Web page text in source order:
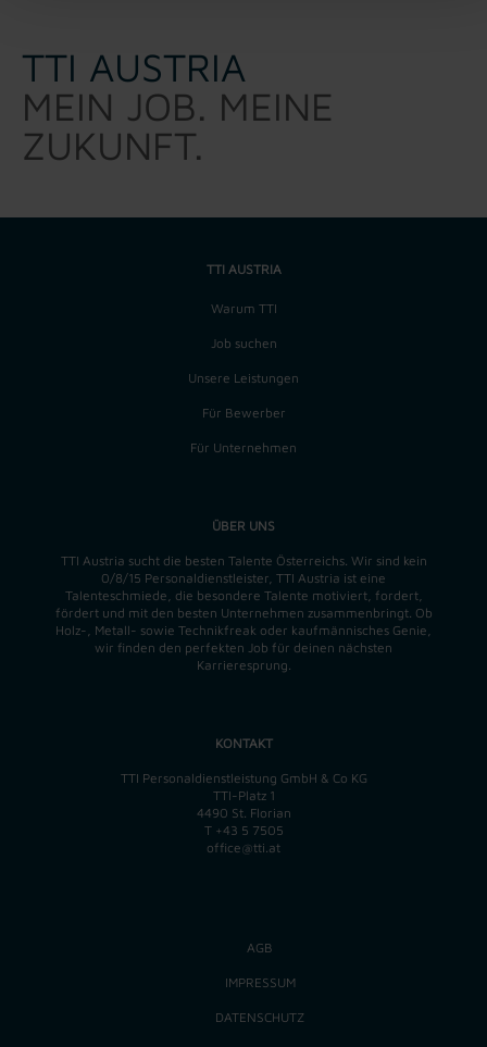
TTI AUSTRIA
MEIN JOB. MEINE
ZUKUNFT.
TTI AUSTRIA
Warum TTI
Job suchen
Unsere Leistungen
Für Bewerber
Für Unternehmen
ÜBER UNS
TTI Austria sucht die besten Talente Österreichs. Wir sind kein
0/8/15 Personaldienstleister, TTI Austria ist eine
Talenteschmiede, die besondere Talente motiviert, fordert,
fördert und mit den besten Unternehmen zusammenbringt. Ob
Holz-, Metall- sowie Technikfreak oder kaufmännisches Genie,
wir finden den perfekten Job für deinen nächsten
Karrieresprung.
KONTAKT
TTI Personaldienstleistung GmbH & Co KG
TTI-Platz 1
4490 St. Florian
T +43 5 7505
office@tti.at
AGB
IMPRESSUM
DATENSCHUTZ